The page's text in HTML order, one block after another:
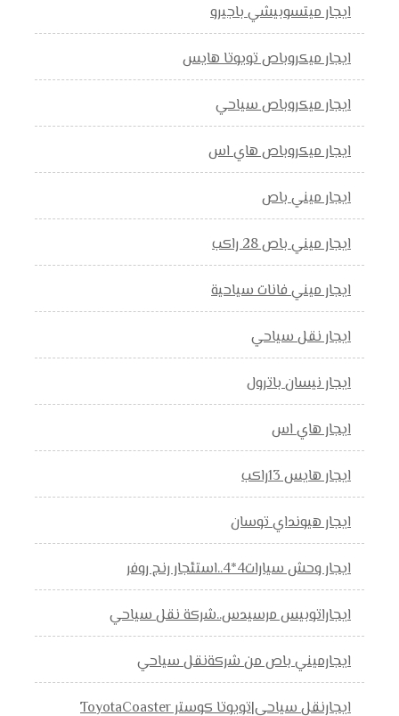
ايجار ميتسوبيشي باجيرو
ايجار ميكروباص تويوتا هايس
ايجار ميكروباص سياحي
ايجار ميكروباص هاي اس
ايجار ميني باص
ايجار ميني باص 28 راكب
ايجار ميني فانات سياحية
ايجار نقل سياحي
ايجار نيسان باترول
ايجار هاي اس
ايجار هايس 13راكب
ايجار هيونداي توسان
ايجار وحش سيارات4*4..استئجار رنج روفر
ايجاراتوبيس مرسيدس..شركة نقل سياحي
ايجارميني باص من شركةنقل سياحي
ايجارنقل سياحي|تويوتا كوستر ToyotaCoaster